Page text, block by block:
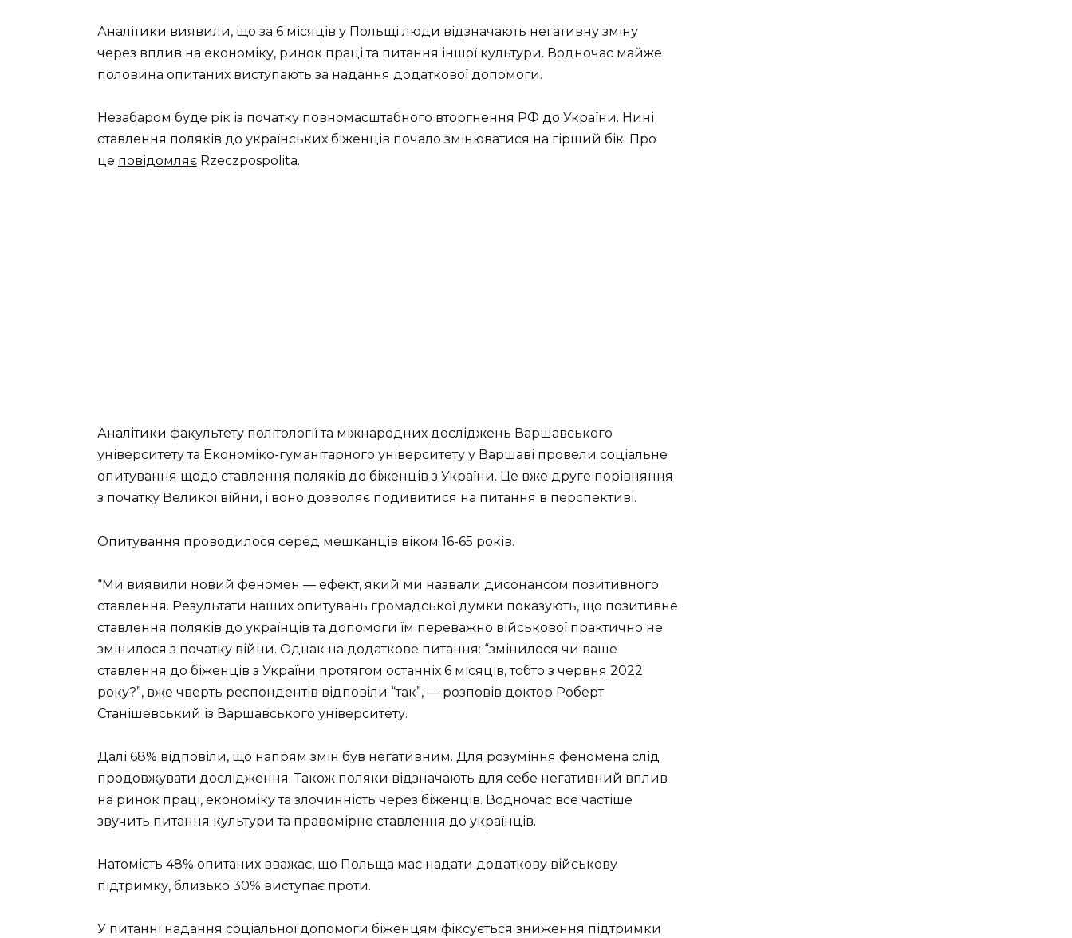
Аналітики виявили, що за 6 місяців у Польщі люди відзначають негативну зміну
через вплив на економіку, ринок праці та питання іншої культури. Водночас майже
половина опитаних виступають за надання додаткової допомоги.
Незабаром буде рік із початку повномасштабного вторгнення РФ до України. Нині
ставлення поляків до українських біженців почало змінюватися на гірший бік. Про
це повідомляє Rzeczpospolita.
Аналітики факультету політології та міжнародних досліджень Варшавського
університету та Економіко-гуманітарного університету у Варшаві провели соціальне
опитування щодо ставлення поляків до біженців з України. Це вже друге порівняння
з початку Великої війни, і воно дозволяє подивитися на питання в перспективі.
Опитування проводилося серед мешканців віком 16-65 років.
“Ми виявили новий феномен — ефект, який ми назвали дисонансом позитивного
ставлення. Результати наших опитувань громадської думки показують, що позитивне
ставлення поляків до українців та допомоги їм переважно військової практично не
змінилося з початку війни. Однак на додаткове питання: “змінилося чи ваше
ставлення до біженців з України протягом останніх 6 місяців, тобто з червня 2022
року?”, вже чверть респондентів відповіли “так”, — розповів доктор Роберт
Станішевський із Варшавського університету.
Далі 68% відповіли, що напрям змін був негативним. Для розуміння феномена слід
продовжувати дослідження. Також поляки відзначають для себе негативний вплив
на ринок праці, економіку та злочинність через біженців. Водночас все частіше
звучить питання культури та правомірне ставлення до українців.
Натомість 48% опитаних вважає, що Польща має надати додаткову військову
підтримку, близько 30% виступає проти.
У питанні надання соціальної допомоги біженцям фіксується зниження підтримки